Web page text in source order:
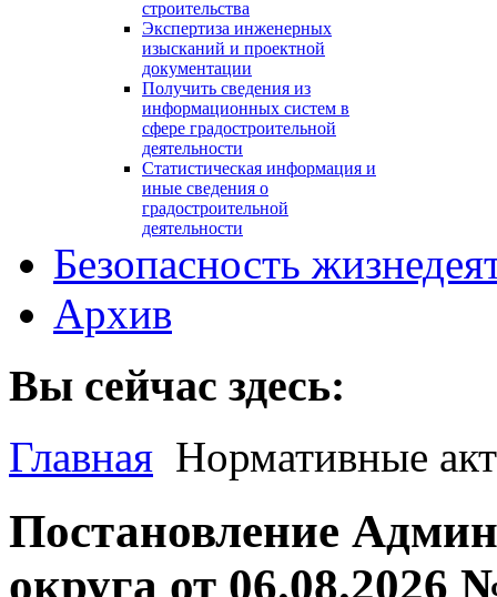
строительства
Экспертиза инженерных
изысканий и проектной
документации
Получить сведения из
информационных систем в
сфере градостроительной
деятельности
Статистическая информация и
иные сведения о
градостроительной
деятельности
Безопасность
Архив
Вы сейчас здесь:
Главная Нормативные
Постановление
округа от 06.08.2026